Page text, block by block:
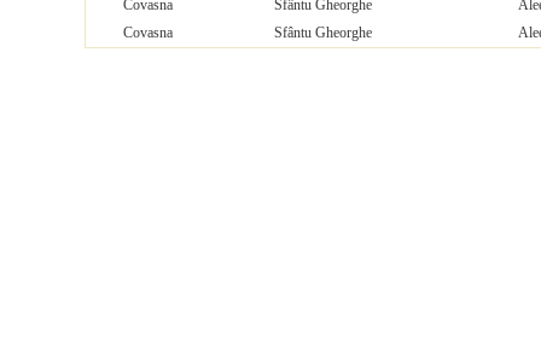
Covasna
Sfântu Gheorghe
Covasna
Sfântu Gheorghe